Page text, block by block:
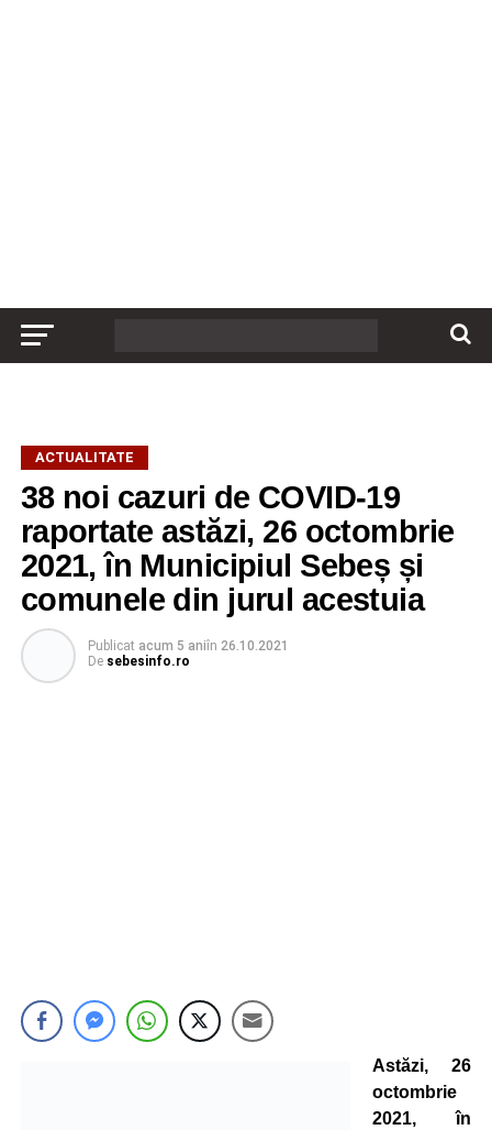
ACTUALITATE
38 noi cazuri de COVID-19
raportate astăzi, 26 octombrie
2021, în Municipiul Sebeș și
comunele din jurul acestuia
Publicat acum 5 aniîn 26.10.2021
De sebesinfo.ro
Astăzi, 26
octombrie
2021, în